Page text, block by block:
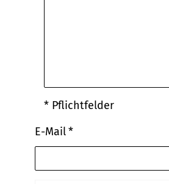
* Pflichtfelder
E-Mail